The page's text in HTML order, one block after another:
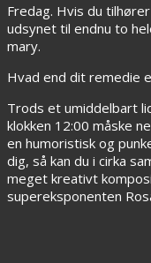
Fredag. Hvis du
udsynet til endnu to
mary.
Hvad end dit remedie
Trods et umiddelbart
klokken 12:00 måske
en humoristisk og
dig, så kan du i cirka
meget kreativt
supereksponenten